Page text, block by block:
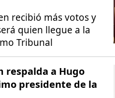
recibió más votos y
quien llegue a la
Tribunal
respalda a Hugo
presidente de la